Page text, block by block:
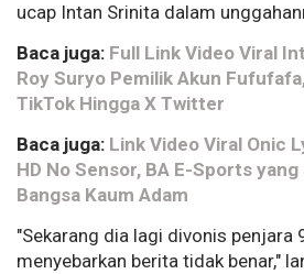
ucap Intan Srinita dalam
Baca juga: Full Link Video Viral
Roy Suryo Pemilik Akun
TikTok Hingga X Twitter
Baca juga: Link Video Viral Onic
HD No Sensor, BA E-Sports
Bangsa Kaum Adam
"Sekarang dia lagi divonis penjara
menyebarkan berita tidak benar,"